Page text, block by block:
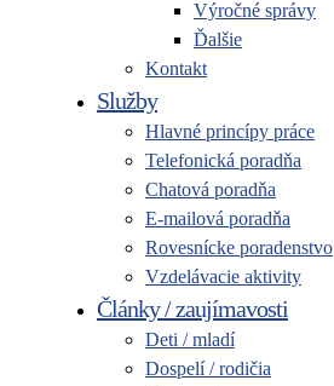
Výročné správy
Ďalšie
Kontakt
Služby
Hlavné princípy práce
Telefonická poradňa
Chatová poradňa
E-mailová poradňa
Rovesnícke poradenstvo
Vzdelávacie aktivity
Články / zaujímavosti
Deti / mladí
Dospelí / rodičia